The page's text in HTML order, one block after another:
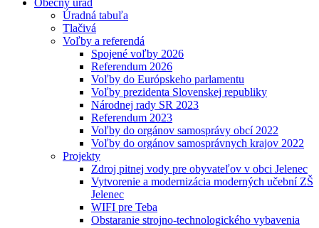
Obecný úrad
Úradná tabuľa
Tlačivá
Voľby a referendá
Spojené voľby 2026
Referendum 2026
Voľby do Európskeho parlamentu
Voľby prezidenta Slovenskej republiky
Národnej rady SR 2023
Referendum 2023
Voľby do orgánov samosprávy obcí 2022
Voľby do orgánov samosprávnych krajov 2022
Projekty
Zdroj pitnej vody pre obyvateľov v obci Jelenec
Vytvorenie a modernizácia moderných učební ZŠ
Jelenec
WIFI pre Teba
Obstaranie strojno-technologického vybavenia